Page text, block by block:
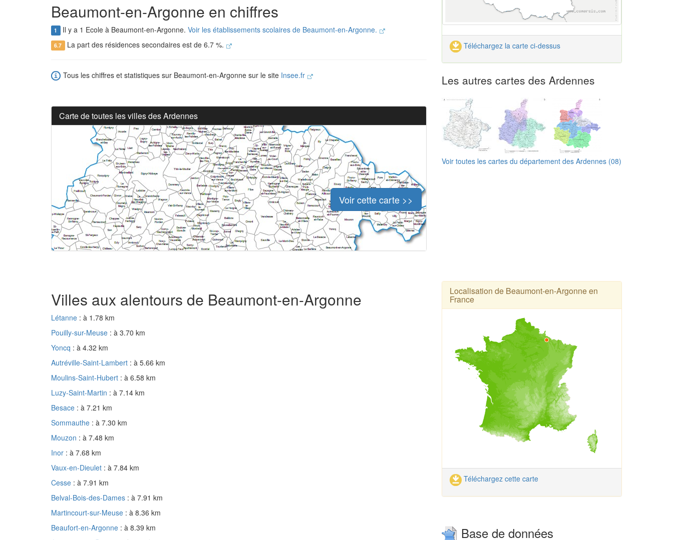
Beaumont-en-Argonne en chiffres
1 Il y a 1 Ecole à Beaumont-en-Argonne. Voir les établissements scolaires de Beaumont-en-Argonne.
6.7 La part des résidences secondaires est de 6.7 %.
Tous les chiffres et statistiques sur Beaumont-en-Argonne sur le site Insee.fr
Carte de toutes les villes des Ardennes
Voir cette carte >>
Téléchargez la carte ci-dessus
Les autres cartes des Ardennes
Voir toutes les cartes du département des Ardennes (08)
Villes aux alentours de Beaumont-en-Argonne
Létanne : à 1.78 km
Pouilly-sur-Meuse : à 3.70 km
Yoncq : à 4.32 km
Autréville-Saint-Lambert : à 5.66 km
Moulins-Saint-Hubert : à 6.58 km
Luzy-Saint-Martin : à 7.14 km
Besace : à 7.21 km
Sommauthe : à 7.30 km
Mouzon : à 7.48 km
Inor : à 7.68 km
Vaux-en-Dieulet : à 7.84 km
Cesse : à 7.91 km
Belval-Bois-des-Dames : à 7.91 km
Martincourt-sur-Meuse : à 8.36 km
Beaufort-en-Argonne : à 8.39 km
Localisation de Beaumont-en-Argonne en
France
Téléchargez cette carte
Base de données